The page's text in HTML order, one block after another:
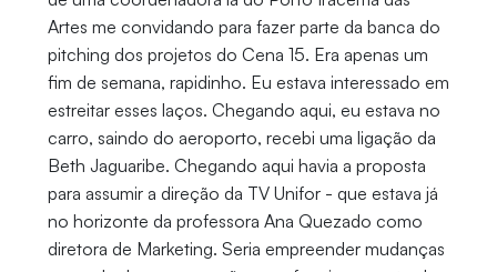
Artes me convidando para fazer parte da banca do
pitching dos projetos do Cena 15. Era apenas um
fim de semana, rapidinho. Eu estava interessado em
estreitar esses laços. Chegando aqui, eu estava no
carro, saindo do aeroporto, recebi uma ligação da
Beth Jaguaribe. Chegando aqui havia a proposta
para assumir a direção da TV Unifor - que estava já
no horizonte da professora Ana Quezado como
diretora de Marketing. Seria empreender mudanças